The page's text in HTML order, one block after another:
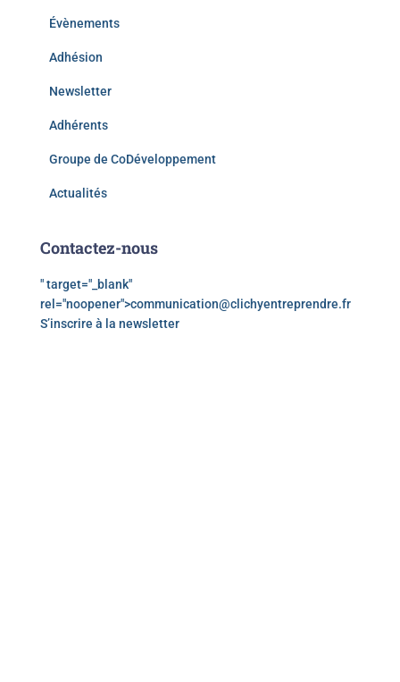
Évènements
Adhésion
Newsletter
Adhérents
Groupe de CoDéveloppement
Actualités
Contactez-nous
" target="_blank"
rel="noopener">communication@clichyentreprendre.fr
S’inscrire à la newsletter